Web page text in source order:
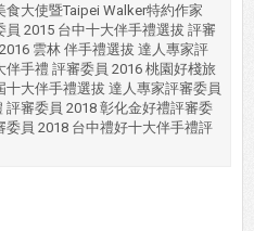
大使暨Taipei Walker特約作家
2015 台中十大伴手禮選拔 評審
雲林 伴手禮選拔 達人專家評
手禮 評審委員 2016 桃園好棧旅
大伴手禮選拔 達人專家評審委員
審委員 2018 彰化金好禮評審委
委員 2018 台中禮好十大伴手禮評